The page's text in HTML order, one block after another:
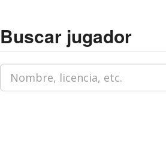
Buscar jugador